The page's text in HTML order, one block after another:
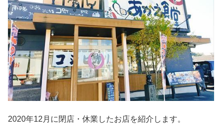
2020年12月に閉店・休業したお店を紹介します。